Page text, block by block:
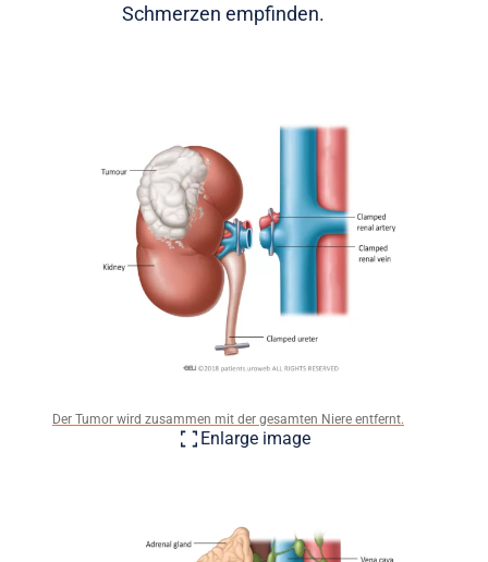
Schmerzen empfinden.
Der Tumor wird zusammen mit der gesamten Niere entfernt.
Enlarge image